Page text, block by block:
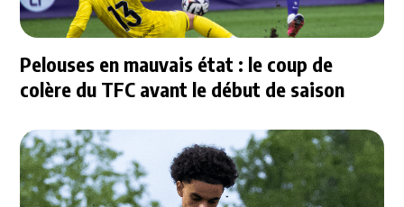
Pelouses en mauvais état : le coup de
colère du TFC avant le début de saison